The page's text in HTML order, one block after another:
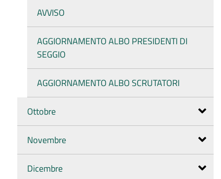
AVVISO
AGGIORNAMENTO ALBO PRESIDENTI DI
SEGGIO
AGGIORNAMENTO ALBO SCRUTATORI
Ottobre
Novembre
Dicembre